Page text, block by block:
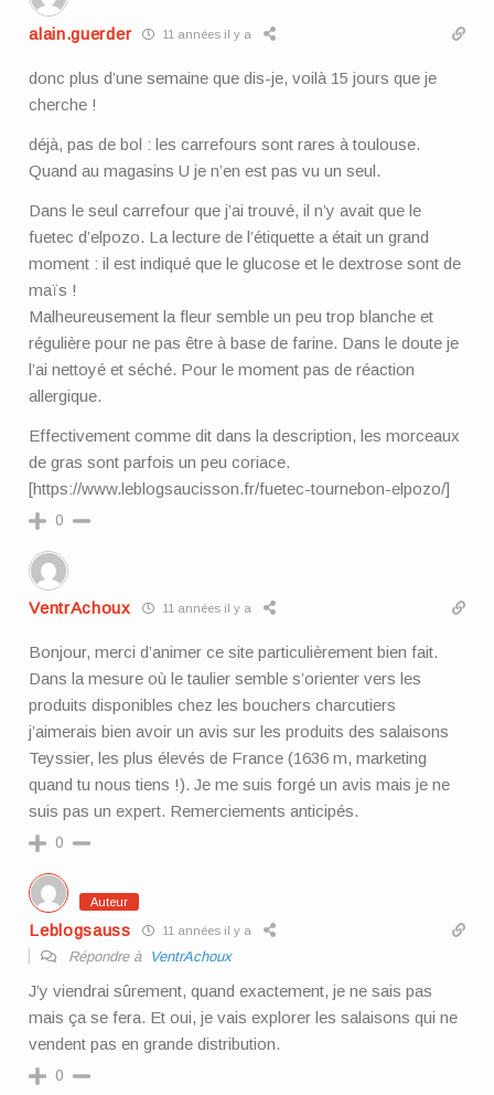
alain.guerder 11 années il y a
donc plus d’une semaine que dis-je, voilà 15 jours que je
cherche !
déjà, pas de bol : les carrefours sont rares à toulouse.
Quand au magasins U je n’en est pas vu un seul.
Dans le seul carrefour que j’ai trouvé, il n’y avait que le
fuetec d’elpozo. La lecture de l’étiquette a était un grand
moment : il est indiqué que le glucose et le dextrose sont de
maïs !
Malheureusement la fleur semble un peu trop blanche et
régulière pour ne pas être à base de farine. Dans le doute je
l’ai nettoyé et séché. Pour le moment pas de réaction
allergique.
Effectivement comme dit dans la description, les morceaux
de gras sont parfois un peu coriace.
[https://www.leblogsaucisson.fr/fuetec-tournebon-elpozo/]
0
VentrAchoux 11 années il y a
Bonjour, merci d’animer ce site particulièrement bien fait.
Dans la mesure où le taulier semble s’orienter vers les
produits disponibles chez les bouchers charcutiers
j’aimerais bien avoir un avis sur les produits des salaisons
Teyssier, les plus élevés de France (1636 m, marketing
quand tu nous tiens !). Je me suis forgé un avis mais je ne
suis pas un expert. Remerciements anticipés.
0
Auteur
Leblogsauss 11 années il y a
Répondre à VentrAchoux
J’y viendrai sûrement, quand exactement, je ne sais pas
mais ça se fera. Et oui, je vais explorer les salaisons qui ne
vendent pas en grande distribution.
0